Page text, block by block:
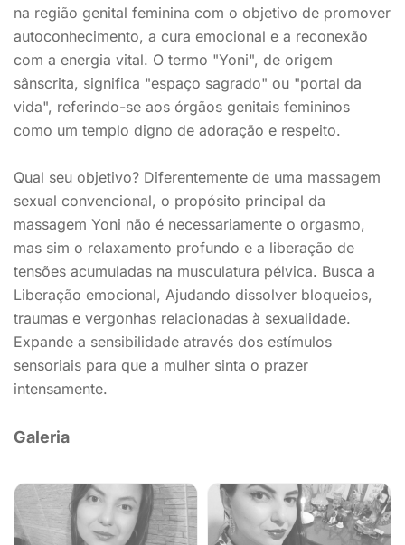
na região genital feminina com o objetivo de promover
autoconhecimento, a cura emocional e a reconexão
com a energia vital. O termo "Yoni", de origem
sânscrita, significa "espaço sagrado" ou "portal da
vida", referindo-se aos órgãos genitais femininos
como um templo digno de adoração e respeito.
Qual seu objetivo? Diferentemente de uma massagem
sexual convencional, o propósito principal da
massagem Yoni não é necessariamente o orgasmo,
mas sim o relaxamento profundo e a liberação de
tensões acumuladas na musculatura pélvica. Busca a
Liberação emocional, Ajudando dissolver bloqueios,
traumas e vergonhas relacionadas à sexualidade.
Expande a sensibilidade através dos estímulos
sensoriais para que a mulher sinta o prazer
intensamente.
Galeria